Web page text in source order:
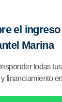
el ingreso
Marina
todas
financiamiento